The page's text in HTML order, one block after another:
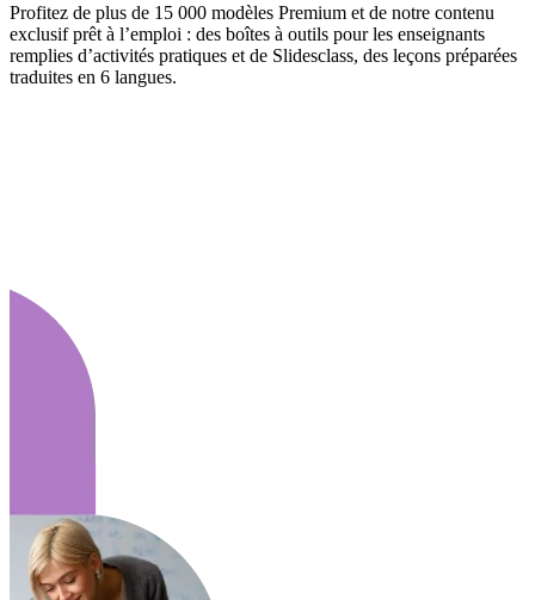
Profitez de plus de 15 000 modèles Premium et de notre contenu
exclusif prêt à l’emploi : des boîtes à outils pour les enseignants
remplies d’activités pratiques et de Slidesclass, des leçons préparées
traduites en 6 langues.